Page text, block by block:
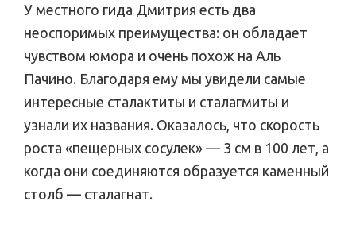
У местного гида Дмитрия есть два
неоспоримых преимущества: он обладает
чувством юмора и очень похож на Аль
Пачино. Благодаря ему мы увидели самые
интересные сталактиты и сталагмиты и
узнали их названия. Оказалось, что скорость
роста «пещерных сосулек» — 3 см в 100 лет, а
когда они соединяются образуется каменный
столб — сталагнат.